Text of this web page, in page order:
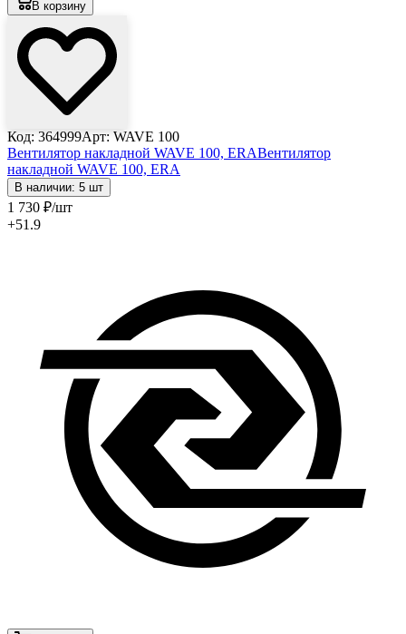
В корзину
Код: 364999Арт: WAVE 100
Вентилятор накладной WAVE 100, ERAВентилятор
накладной WAVE 100, ERA
В наличии: 5 шт
1 730 ₽/шт
+51.9